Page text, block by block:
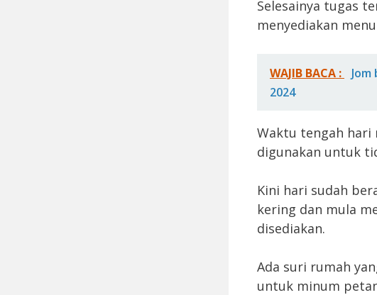
Selesainya tugas
menyediakan
WAJIB BACA :
2024
Waktu tengah hari
digunakan untuk
Kini hari sudah
kering dan mula
disediakan.
Ada suri rumah
untuk minum